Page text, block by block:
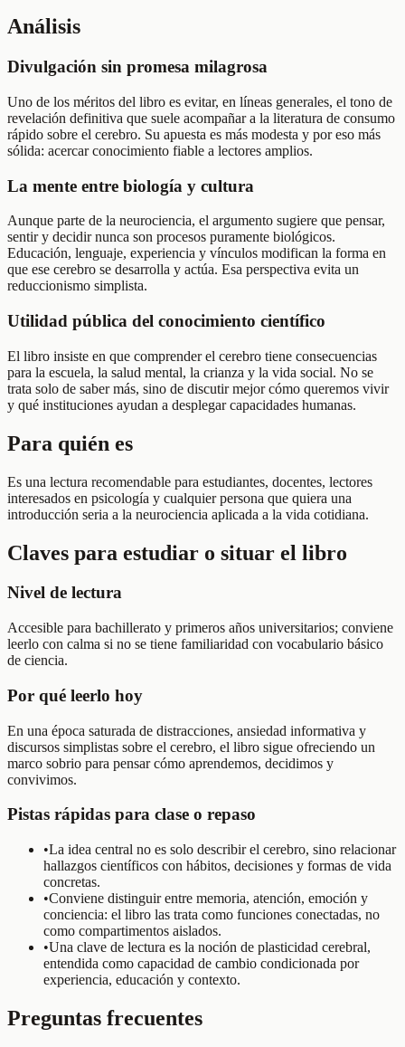
Análisis
Divulgación sin promesa milagrosa
Uno de los méritos del libro es evitar, en líneas generales, el tono de
revelación definitiva que suele acompañar a la literatura de consumo
rápido sobre el cerebro. Su apuesta es más modesta y por eso más
sólida: acercar conocimiento fiable a lectores amplios.
La mente entre biología y cultura
Aunque parte de la neurociencia, el argumento sugiere que pensar,
sentir y decidir nunca son procesos puramente biológicos.
Educación, lenguaje, experiencia y vínculos modifican la forma en
que ese cerebro se desarrolla y actúa. Esa perspectiva evita un
reduccionismo simplista.
Utilidad pública del conocimiento científico
El libro insiste en que comprender el cerebro tiene consecuencias
para la escuela, la salud mental, la crianza y la vida social. No se
trata solo de saber más, sino de discutir mejor cómo queremos vivir
y qué instituciones ayudan a desplegar capacidades humanas.
Para quién es
Es una lectura recomendable para estudiantes, docentes, lectores
interesados en psicología y cualquier persona que quiera una
introducción seria a la neurociencia aplicada a la vida cotidiana.
Claves para estudiar o situar el libro
Nivel de lectura
Accesible para bachillerato y primeros años universitarios; conviene
leerlo con calma si no se tiene familiaridad con vocabulario básico
de ciencia.
Por qué leerlo hoy
En una época saturada de distracciones, ansiedad informativa y
discursos simplistas sobre el cerebro, el libro sigue ofreciendo un
marco sobrio para pensar cómo aprendemos, decidimos y
convivimos.
Pistas rápidas para clase o repaso
•La idea central no es solo describir el cerebro, sino relacionar
hallazgos científicos con hábitos, decisiones y formas de vida
concretas.
•Conviene distinguir entre memoria, atención, emoción y
conciencia: el libro las trata como funciones conectadas, no
como compartimentos aislados.
•Una clave de lectura es la noción de plasticidad cerebral,
entendida como capacidad de cambio condicionada por
experiencia, educación y contexto.
Preguntas frecuentes